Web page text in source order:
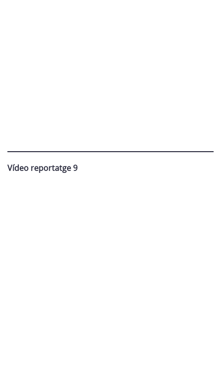
Vídeo reportatge 9